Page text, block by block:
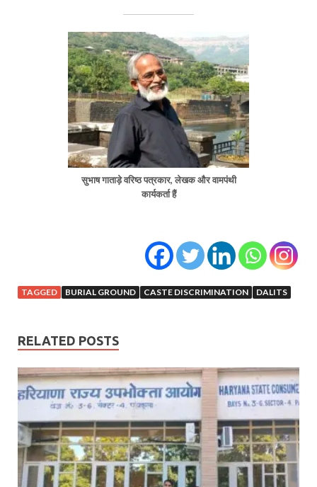
सुभाष गाताड़े वरिष्ठ पत्रकार, लेखक और वामपंथी
कार्यकर्ता हैं
TAGGED BURIAL GROUND CASTE DISCRIMINATION DALITS
RELATED POSTS